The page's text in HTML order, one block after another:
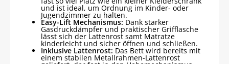
und ist ideal, um Ordnung im Kinder- oder
Jugendzimmer zu halten.
Easy-Lift Mechanismus: Dank starker
Gasdruckdämpfer und praktischer Grifflasche
lässt sich der Lattenrost samt Matratze
kinderleicht und sicher öffnen und schließen.
Inklusive Lattenrost: Das Bett wird bereits mit
einem stabilen Metallrahmen-Lattenrost